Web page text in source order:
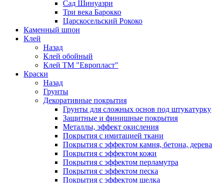
Сад Шинуазри
Три века Барокко
Царскосельский Рококо
Каменный шпон
Клей
Назад
Клей обойный
Клей ТМ "Европласт"
Краски
Назад
Грунты
Декоративные покрытия
Грунты для сложных основ под штукатурку
Защитные и финишные покрытия
Металлы, эффект окисления
Покрытия с имитацией ткани
Покрытия с эффектом камня, бетона, дерева
Покрытия с эффектом кожи
Покрытия с эффектом перламутра
Покрытия с эффектом песка
Покрытия с эффектом шелка